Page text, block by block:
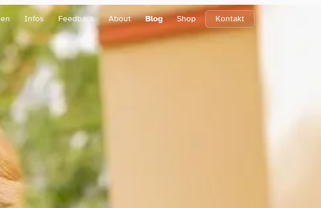
Infos Feedback About Blog Shop Kontakt